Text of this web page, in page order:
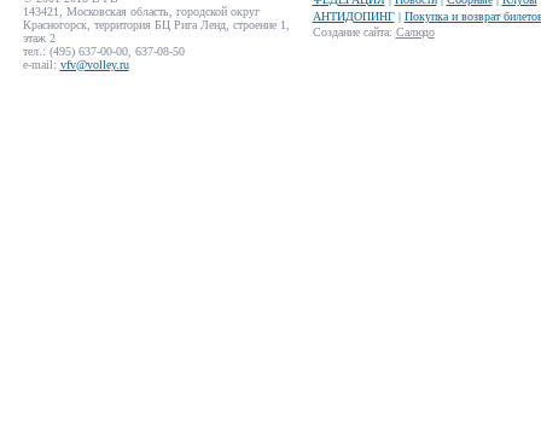
143421, Московская область, городской округ
Красногорск, территория БЦ Рига Ленд, строение 1,
этаж 2
тел.: (495) 637-00-00, 637-08-50
e-mail: vfv@volley.ru
АНТИДОПИНГ| Покупка и возврат
Создание сайта: Салюдо